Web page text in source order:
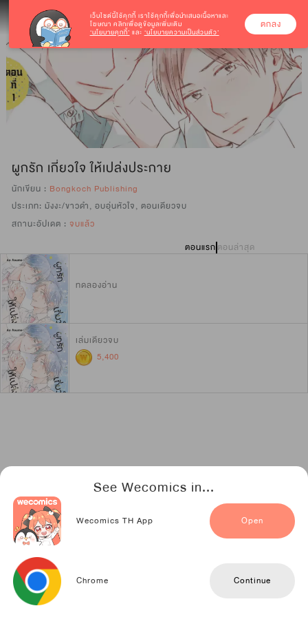
See Wecomics in...
Wecomics TH App Open
Chrome Continue
ผูกรัก เกี่ยวใจ ให้เปล่งประกาย
นักเขียน : Bongkoch Publishing
ประเภท: มังงะ/ขาวดำ, อบอุ่นหัวใจ, ตอนเดียวจบ
สถานะอัปเดต : จบแล้ว
ตอนแรกตอนล่าสุด
ทดลองอ่าน
เล่มเดียวจบ
5,400
เว็บไซต์นี้ใช้คุกกี้ เราใช้คุกกี้เพื่อนำเสนอเนื้อหาและ
โฆษณา คลิกเพื่อดูข้อมูลเพิ่มเติม
‘นโยบายคุกกี้’ และ ‘นโยบายความเป็นส่วนตัว’
ตกลง